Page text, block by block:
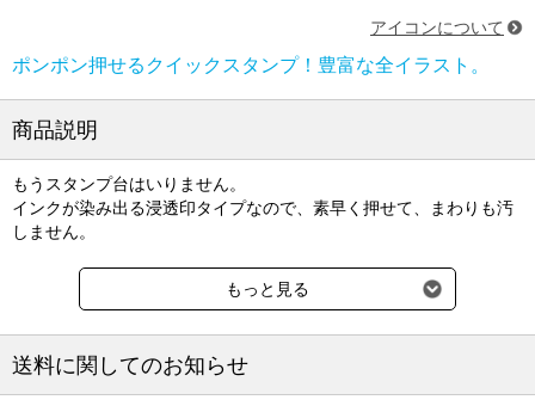
アイコンについて
ポンポン押せるクイックスタンプ！豊富な全イラスト。
商品説明
もうスタンプ台はいりません。
インクが染み出る浸透印タイプなので、素早く押せて、まわりも汚
しません。
カルテの記入や、飼い主様への伝達に便利なイラストスタンプで
※5個以上でお買い得！組み合わせは自由です。（補充インクは含ま
れません）
もっと見る
送料に関してのお知らせ